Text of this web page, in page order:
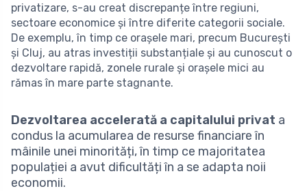
privatizare, s-au creat discrepanțe între regiuni,
sectoare economice și între diferite categorii sociale.
De exemplu, în timp ce orașele mari, precum București
și Cluj, au atras investiții substanțiale și au cunoscut o
dezvoltare rapidă, zonele rurale și orașele mici au
rămas în mare parte stagnante.
Dezvoltarea accelerată a capitalului privat a
condus la acumularea de resurse financiare în
mâinile unei minorități, în timp ce majoritatea
populației a avut dificultăți în a se adapta noii
economii.